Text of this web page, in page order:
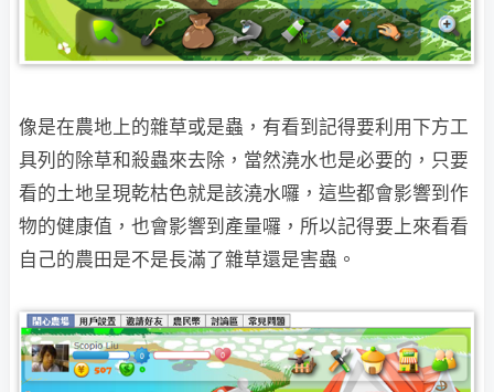
像是在農地上的雜草或是蟲，有看到記得要利用下方工
具列的除草和殺蟲來去除，當然澆水也是必要的，只要
看的土地呈現乾枯色就是該澆水囉，這些都會影響到作
物的健康值，也會影響到產量囉，所以記得要上來看看
自己的農田是不是長滿了雜草還是害蟲。